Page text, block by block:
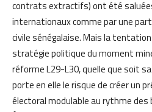
contrats extractifs) ont été
internationaux comme par une
civile sénégalaise. Mais la
stratégie politique du moment
réforme L29-L30, quelle que soit
porte en elle le risque de créer un
électoral modulable au rythme